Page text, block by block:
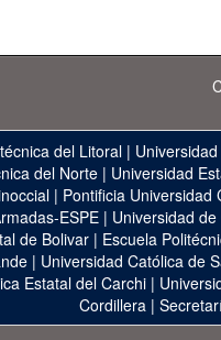
del Litoral |
del Norte| Universidad
| Pontificia Universidad
ESPE | Universidad
de Bolivar| Escuela
| Universidad Católica de
Estatal del Carchi |
Cordillera|